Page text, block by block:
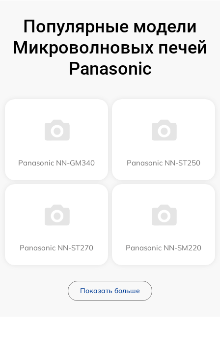
Популярные модели
Микроволновых печей
Panasonic
Panasonic NN-GM340 Panasonic NN-ST250
Panasonic NN-ST270 Panasonic NN-SM220
Показать больше